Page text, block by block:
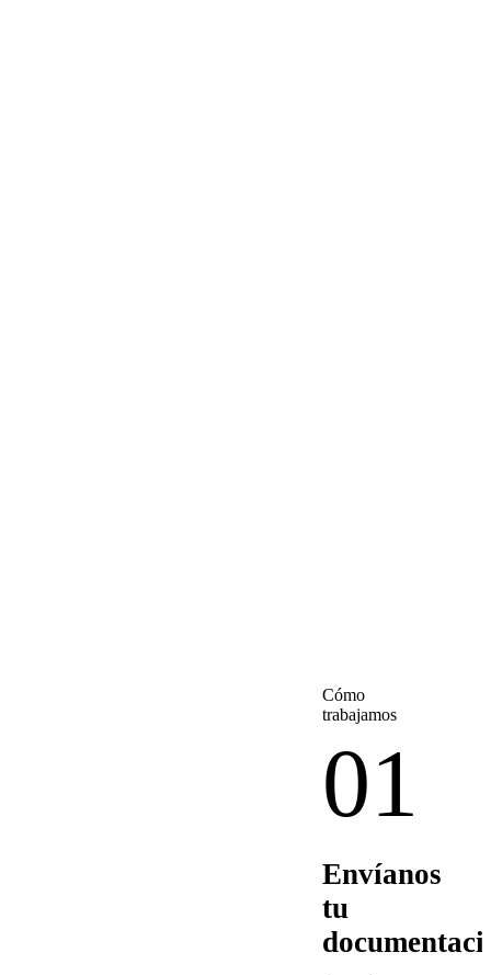
Cómo
trabajamos
01
Envíanos
tu